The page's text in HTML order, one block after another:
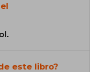
este libro?